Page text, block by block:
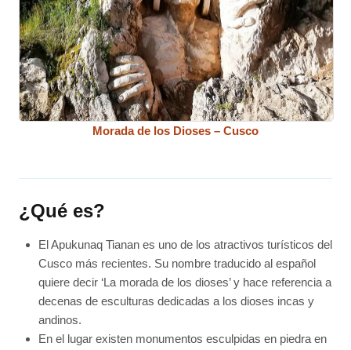
Morada de los Dioses – Cusco
¿Qué es?
El Apukunaq Tianan es uno de los atractivos turísticos del
Cusco más recientes. Su nombre traducido al español
quiere decir ‘La morada de los dioses’ y hace referencia a
decenas de esculturas dedicadas a los dioses incas y
andinos.
En el lugar existen monumentos esculpidas en piedra en